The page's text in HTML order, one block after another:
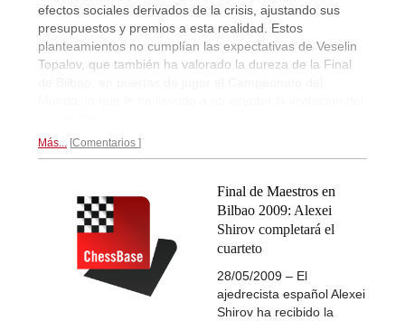
efectos sociales derivados de la crisis, ajustando sus
presupuestos y premios a esta realidad. Estos
planteamientos no cumplían las expectativas de Veselin
Topalov, que también ha valorado la dureza de la Final
Más... Comentarios
Final de Maestros en
Bilbao 2009: Alexei
Shirov completará el
cuarteto
28/05/2009 – El
ajedrecista español Alexei
Shirov ha recibido la